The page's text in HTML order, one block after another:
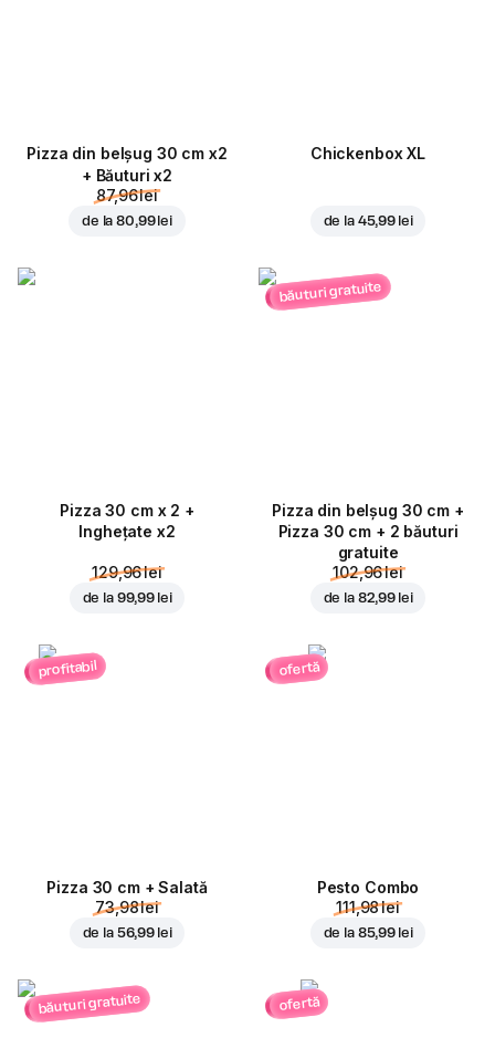
Pizza din belșug 30 cm x2
+ Băuturi x2
87,96 lei
de la80,99 lei
Chickenbox XL
de la 45,99 lei
Pizza 30 cm x 2 +
Inghețate x2
129,96 lei
de la 99,99 lei
băuturi gratuite
Pizza din belșug 30 cm +
Pizza 30 cm + 2 băuturi
gratuite
102,96 lei
de la 82,99 lei
profitabil
Pizza 30 cm + Salată
73,98 lei
de la 56,99 lei
ofertă
Pesto Combo
111,98 lei
de la 85,99 lei
băuturi gratuite ofertă